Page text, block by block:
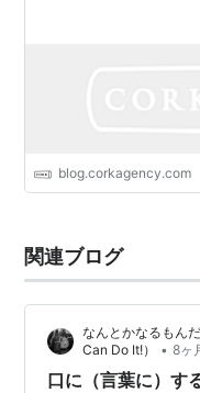
blog.corkagency.com
関連ブログ
なんとかなるもん
Can Do It!）
• 8ヶ
口に（言葉に）す